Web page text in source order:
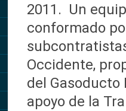
2011. Un
conformado
Occidente,
del Gasoducto
apoyo de la